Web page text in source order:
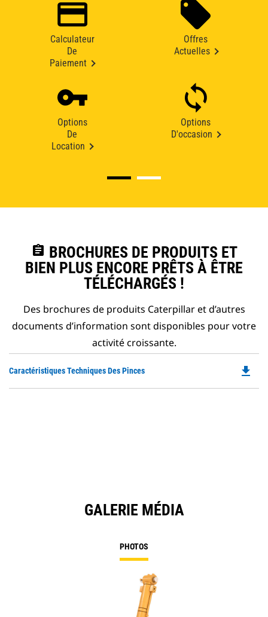
Calculateur
De
Paiement
Offres
Actuelles
Options
De
Location
Options
D'occasion
assignment BROCHURES DE PRODUITS ET
BIEN PLUS ENCORE PRÊTS À ÊTRE
TÉLÉCHARGÉS !
Des brochures de produits Caterpillar et d’autres
documents d’information sont disponibles pour votre
activité croissante.
Caractéristiques Techniques Des Pinces file_download
GALERIE MÉDIA
PHOTOS